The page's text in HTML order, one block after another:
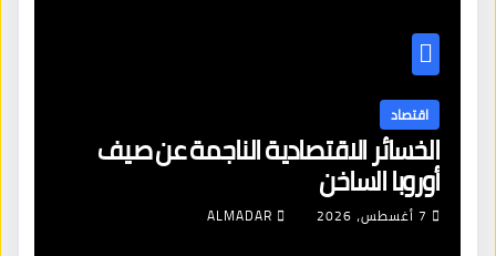
اقتصاد
الخسائر الاقتصادية الناجمة عن صيف
أوروبا الساخن
7 أغسطس، 2026 ALMADAR